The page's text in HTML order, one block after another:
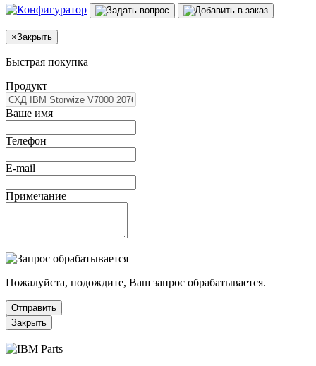
×Закрыть
Быстрая покупка
Продукт
Ваше имя
Телефон
E-mail
Примечание
Пожалуйста, подождите, Ваш запрос обрабатывается.
Отправить
Закрыть